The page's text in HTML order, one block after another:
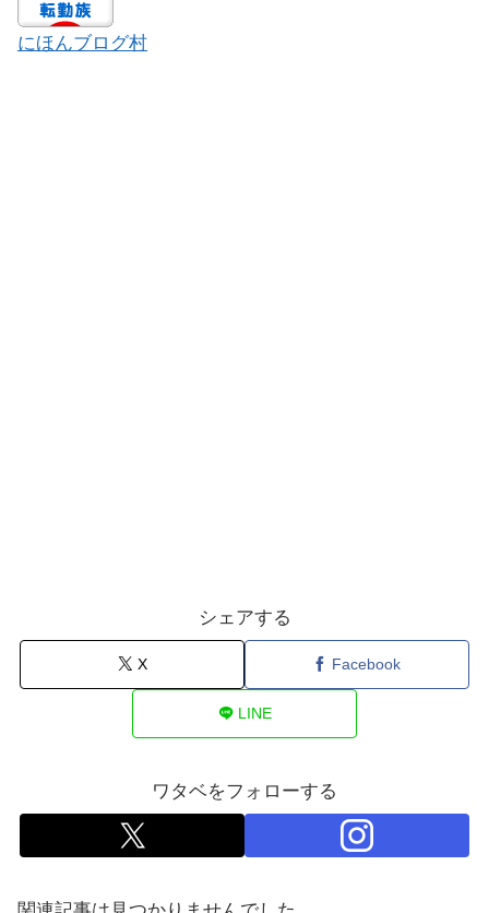
にほんブログ村
シェアする
X Facebook
LINE
ワタベをフォローする